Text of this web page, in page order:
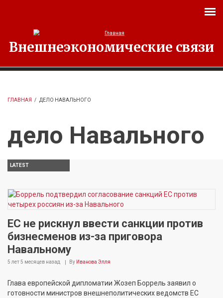
Внешнеэкономические связи
ГЛАВНАЯ / ДЕЛО НАВАЛЬНОГО
дело Навального
LATEST
ЕС не рискнул ввести санкции против
бизнесменов из-за приговора
Навальному
5 лет 5 месяцев назад By Иванова Элля
Глава европейской дипломатии Жозеп Боррель заявил о
готовности министров внешнеполитических ведомств ЕС